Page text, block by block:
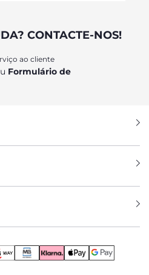
CONTACTE-NOS!
ao cliente
Formulário de